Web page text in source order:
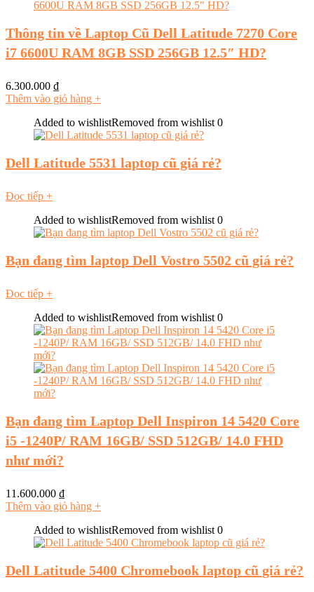
Thông tin về Laptop Cũ Dell Latitude 7270 Core
i7 6600U RAM 8GB SSD 256GB 12.5″ HD?
6.300.000 ₫
Thêm vào giỏ hàng +
Added to wishlistRemoved from wishlist 0
Dell Latitude 5531 laptop cũ giá rẻ?
Đọc tiếp +
Added to wishlistRemoved from wishlist 0
Bạn đang tìm laptop Dell Vostro 5502 cũ giá rẻ?
Đọc tiếp +
Added to wishlistRemoved from wishlist 0
Bạn đang tìm Laptop Dell Inspiron 14 5420 Core
i5 -1240P/ RAM 16GB/ SSD 512GB/ 14.0 FHD
như mới?
11.600.000 ₫
Thêm vào giỏ hàng +
Added to wishlistRemoved from wishlist 0
Dell Latitude 5400 Chromebook laptop cũ giá rẻ?